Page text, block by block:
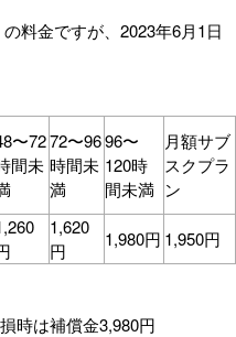
料金ですが、2023年6月1日
〜72
間未
72〜96
時間未
満
96〜
120時
間未満
月額サブ
スクプラ
ン
1,620
円
1,980円 1,950円
時は補償金3,980円